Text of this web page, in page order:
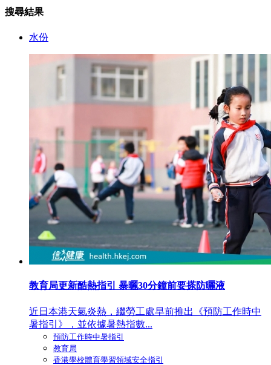
搜尋結果
水份
教育局更新酷熱指引 暴曬30分鐘前要搽防曬液
近日本港天氣炎熱，繼勞工處早前推出《預防工作時中
暑指引》，並依據暑熱指數...
預防工作時中暑指引
教育局
香港學校體育學習領域安全指引